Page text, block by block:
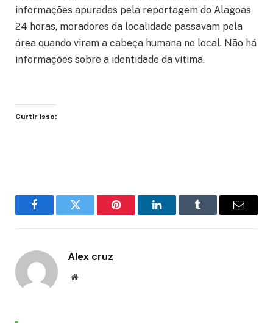
informações apuradas pela reportagem do Alagoas
24 horas, moradores da localidade passavam pela
área quando viram a cabeça humana no local. Não há
informações sobre a identidade da vítima.
Curtir isso:
FacebookTwitter Pinterest LinkedInTumblr Email
Alex cruz
Website